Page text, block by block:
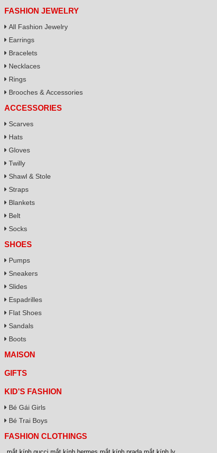
FASHION JEWELRY
All Fashion Jewelry
Earrings
Bracelets
Necklaces
Rings
Brooches & Accessories
ACCESSORIES
Scarves
Hats
Gloves
Twilly
Shawl & Stole
Straps
Blankets
Belt
Socks
SHOES
Pumps
Sneakers
Slides
Espadrilles
Flat Shoes
Sandals
Boots
MAISON
GIFTS
KID'S FASHION
Bé Gái Girls
Bé Trai Boys
FASHION CLOTHINGS